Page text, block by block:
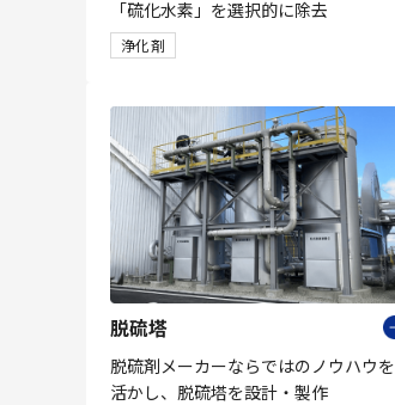
「硫化水素」を選択的に除去
浄化剤
脱硫塔
脱硫剤メーカーならではのノウハウを
活かし、脱硫塔を設計・製作